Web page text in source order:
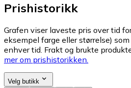
Prishistorikk
Grafen viser laveste pris over tid
eksempel farge eller størrelse)
enhver tid. Frakt og brukte
mer om prishistorikken.
Velg butikk